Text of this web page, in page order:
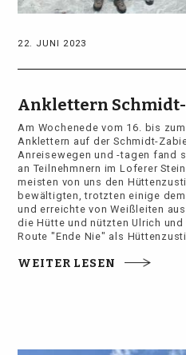
22. JUNI 2023
Anklettern
Am Wochenede vom 16. bis
Anklettern auf der Schmidt-
Anreisewegen und -tagen fand
an Teilnehmnern im Loferer
meisten von uns den
bewältigten, trotzten einige
und erreichte von Weißleiten
die Hütte und nützten Ulrich
Route "Ende Nie" als
WEITER LESEN